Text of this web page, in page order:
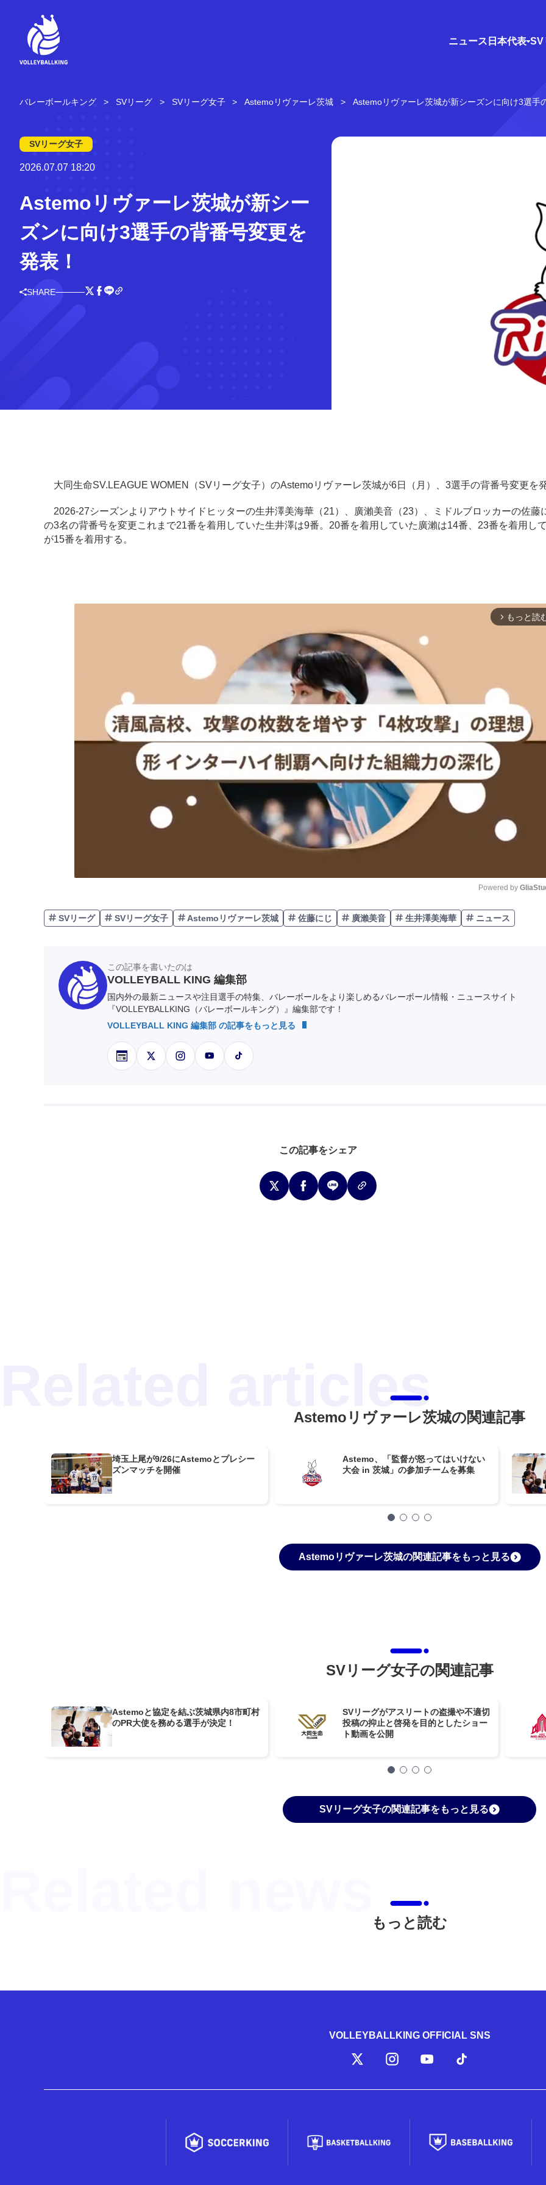
ニュース 日本代表 SV
バレーボールキング SVリーグ SVリーグ女子 Astemoリヴァーレ茨城 Astemoリヴァーレ茨城が新シーズンに向け3選手
SVリーグ女子
2026.07.07 18:20
Astemoリヴァーレ茨城が新シー
ズンに向け3選手の背番号変更を
発表！
SHARE
大同生命SV.LEAGUE WOMEN（SVリーグ女子）のAstemoリヴァーレ茨城が6日（月）、3選手の背番号変更を
2026-27シーズンよりアウトサイドヒッターの生井澤美海華（21）、廣瀨美音（23）、ミドルブロッカーの佐藤
の3名の背番号を変更これまで21番を着用していた生井澤は9番。20番を着用していた廣瀨は14番、23番を着用し
が15番を着用する。
arrow_forward_ios もっと読
Unmute
Powered by
SVリーグ SVリーグ女子 Astemoリヴァーレ茨城 佐藤にじ 廣瀨美音 生井澤美海華 ニュース
この記事を書いたのは
VOLLEYBALL KING 編集部
国内外の最新ニュースや注目選手の特集、バレーボールをより楽しめるバレーボール情報・ニュースサイト
『VOLLEYBALLKING（バレーボールキング）』編集部です！
VOLLEYBALL KING 編集部 の記事をもっと見る
この記事をシェア
Astemoリヴァーレ茨城の関連記事
埼玉上尾が9/26にAstemoとプレシー
ズンマッチを開催
Astemo、「監督が怒ってはいけない
大会 in 茨城」の参加チームを募集
Astemoリヴァーレ茨城の関連記事をもっと見る
SVリーグ女子の関連記事
Astemoと協定を結ぶ茨城県内8市町村
のPR大使を務める選手が決定！
SVリーグがアスリートの盗撮や不適切
投稿の抑止と啓発を目的としたショー
ト動画を公開
SVリーグ女子の関連記事をもっと見る
もっと読む
VOLLEYBALLKING OFFICIAL SNS